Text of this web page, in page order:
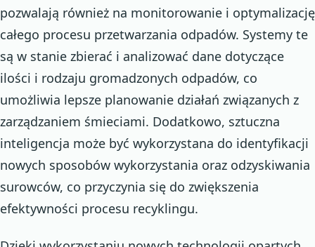
pozwalają również na monitorowanie i optymalizację
całego procesu przetwarzania odpadów. Systemy te
są w stanie zbierać i analizować dane dotyczące
ilości i rodzaju gromadzonych odpadów, co
umożliwia lepsze planowanie działań związanych z
zarządzaniem śmieciami. Dodatkowo, sztuczna
inteligencja może być wykorzystana do identyfikacji
nowych sposobów wykorzystania oraz odzyskiwania
surowców, co przyczynia się do zwiększenia
efektywności procesu recyklingu.